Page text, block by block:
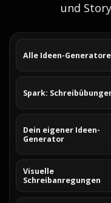
und
Alle Ideen-
Spark:
Dein eigener Ideen-
Generator
Visuelle
Schreibanregungen